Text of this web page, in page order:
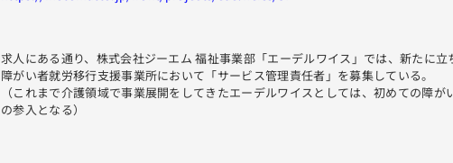
求人にある通り、株式会社ジーエム 福祉事業部「エーデルワイス」では、新たに立
障がい者就労移行支援事業所において「サービス管理責任者」を募集している。
（これまで介護領域で事業展開をしてきたエーデルワイスとしては、初めての障が
の参入となる）